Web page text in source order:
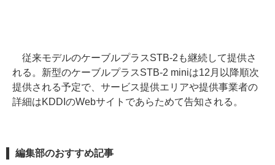
従来モデルのケーブルプラスSTB-2も継続して提供さ
れる。新型のケーブルプラスSTB-2 miniは12月以降順次
提供される予定で、サービス提供エリアや提供事業者の
詳細はKDDIのWebサイトであらためて告知される。
編集部のおすすめ記事